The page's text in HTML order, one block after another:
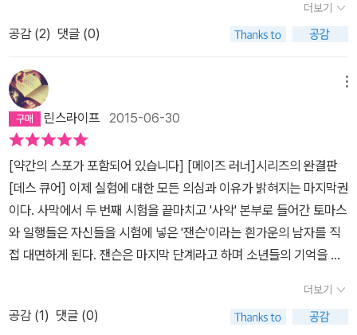
는데 작가가 글을 만들어 내는 힘이란 역시 일반인과는 사뭇 다른 모
양이다. 제임스 대시너의 3부작 중 [데스큐어]는 첫번째 이야기가 영
화로 나오는 달에 손에 쥐어졌다. 젊은 세대가 세상을 바꿀 힘이 있음
을 보여주는 소설이라는 usa투데이의 극찬이 꼬리표처럼 달려 있지
않아도 책장을 넘기는 재미가 쏠쏠한 메이즈 러너 시리즈는 마지막까
지 그 궁금증에 마침표를 찍지 못하게 만든다. 탈출한 소년들은 자신
들이 실험용이었다는 것을 알게 된다. '사악'이라는 단체가 애초의 선
한 목적을 상실하고 목적을 위해 수단을 정당화하며 생명을 실험대
위에 올려 놓았던 것이다. 그 과정에서 주인공 토머스는 죽음의 슬픔
을 겪어야했고 믿었던 친구에게 배신을 당했으며 자신 역시 실험에
동참한 인물이었다는 진실과 마딱드려야했다. 그리고 이제 사악의 모
든 실험들이 끝났나 싶은 순간!이야기는 영화 [레지던트 이블]에서처
럼 계속이어지며 독자들의 숨골을 죄어나간다. 인류를 덮친 플레어
병의 원인은 플레어 바이러스로 전염성이 강한 인공 전염병이다. 인
더보기
공감 (2) 댓글 (0)
린스라이프 2015-06-30
[약간의 스포가 포함되어 있습니다] [메이즈 러너]시리즈의 완결판
[데스 큐어] 이제 실험에 대한 모든 의심과 이유가 밝혀지는 마지막권
이다. 사막에서 두 번째 시험을 끝마치고 '사악' 본부로 들어간 토마스
와 일행들은 자신들을 시험에 넣은 '잰슨'이라는 흰가운의 남자를 직
접 대면하게 된다. 잰슨은 마지막 단계라고 하며 소년들의 기억을 되
한다. 토머스와 민호는 면역인으로 플레어병에 걸리지 않았지만, 뉴
트는 비면역자로 플레어병에 걸리게 된다. 이 사실을 안 토머스와 민
더보기
공감 (1) 댓글 (0)